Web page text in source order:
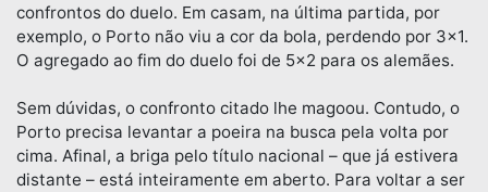
confrontos do duelo. Em casam, na última partida, por
exemplo, o Porto não viu a cor da bola, perdendo por 3×1.
O agregado ao fim do duelo foi de 5×2 para os alemães.
Sem dúvidas, o confronto citado lhe magoou. Contudo, o
Porto precisa levantar a poeira na busca pela volta por
cima. Afinal, a briga pelo título nacional – que já estivera
distante – está inteiramente em aberto. Para voltar a ser